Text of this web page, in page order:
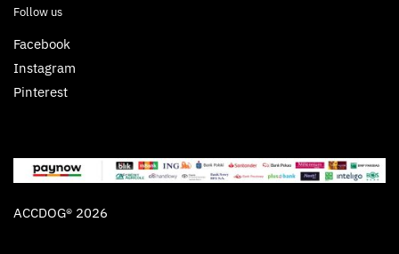
Follow us
Facebook
Instagram
Pinterest
ACCDOG® 2026